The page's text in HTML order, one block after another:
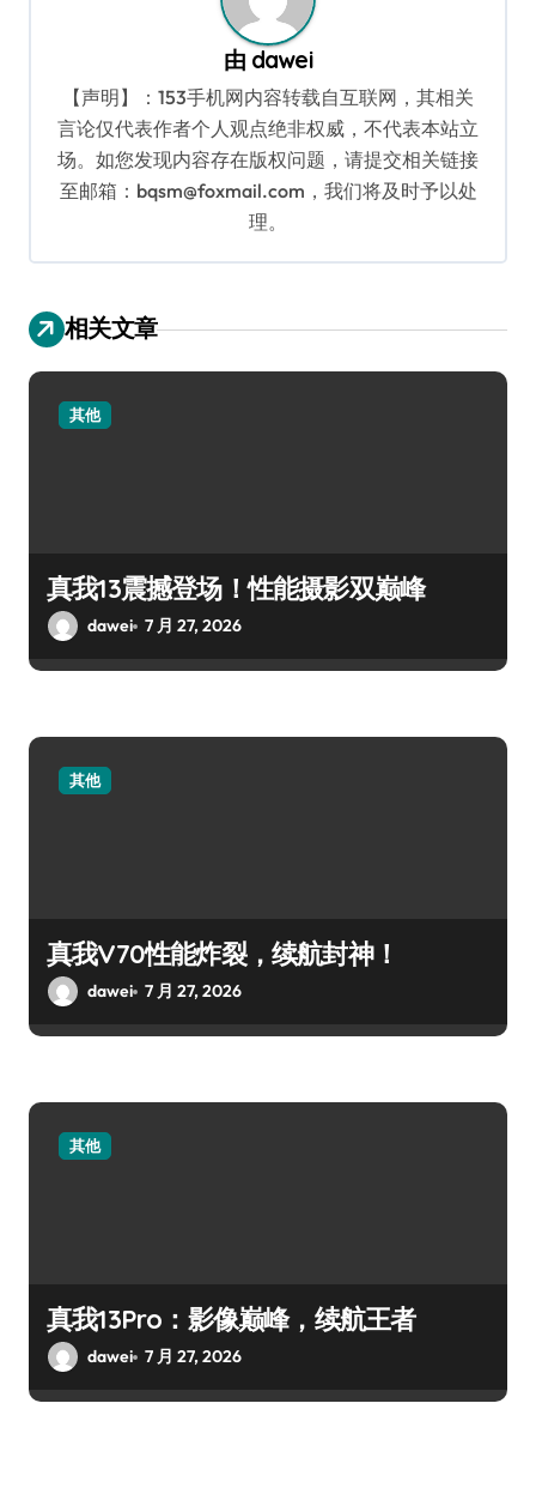
由 dawei
【声明】：153手机网内容转载自互联网，其相关
言论仅代表作者个人观点绝非权威，不代表本站立
场。如您发现内容存在版权问题，请提交相关链接
至邮箱：bqsm@foxmail.com，我们将及时予以处
理。
相关文章
其他
真我13震撼登场！性能摄影双巅峰
dawei 7 月 27, 2026
其他
真我V70性能炸裂，续航封神！
dawei 7 月 27, 2026
其他
真我13Pro：影像巅峰，续航王者
dawei 7 月 27, 2026